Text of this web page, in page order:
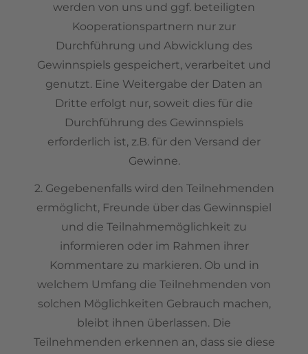
werden von uns und ggf. beteiligten
Kooperationspartnern nur zur
Durchführung und Abwicklung des
Gewinnspiels gespeichert, verarbeitet und
genutzt. Eine Weitergabe der Daten an
Dritte erfolgt nur, soweit dies für die
Durchführung des Gewinnspiels
erforderlich ist, z.B. für den Versand der
Gewinne.
2. Gegebenenfalls wird den Teilnehmenden
ermöglicht, Freunde über das Gewinnspiel
und die Teilnahmemöglichkeit zu
informieren oder im Rahmen ihrer
Kommentare zu markieren. Ob und in
welchem Umfang die Teilnehmenden von
solchen Möglichkeiten Gebrauch machen,
bleibt ihnen überlassen. Die
Teilnehmenden erkennen an, dass sie diese